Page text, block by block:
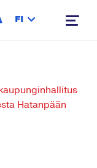
FI
Hatanpään